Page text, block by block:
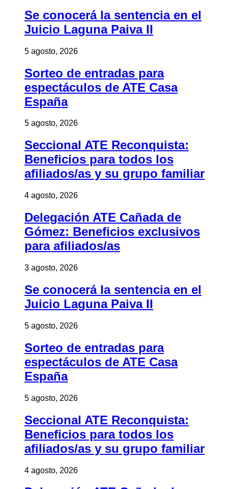
Se conocerá la sentencia en el
Juicio Laguna Paiva II
5 agosto, 2026
Sorteo de entradas para
espectáculos de ATE Casa
España
5 agosto, 2026
Seccional ATE Reconquista:
Beneficios para todos los
afiliados/as y su grupo familiar
4 agosto, 2026
Delegación ATE Cañada de
Gómez: Beneficios exclusivos
para afiliados/as
3 agosto, 2026
Se conocerá la sentencia en el
Juicio Laguna Paiva II
5 agosto, 2026
Sorteo de entradas para
espectáculos de ATE Casa
España
5 agosto, 2026
Seccional ATE Reconquista:
Beneficios para todos los
afiliados/as y su grupo familiar
4 agosto, 2026